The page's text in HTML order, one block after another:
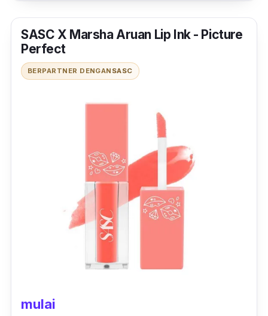
SASC X Marsha Aruan Lip Ink - Picture
Perfect
BERPARTNER DENGAN SASC
mulai